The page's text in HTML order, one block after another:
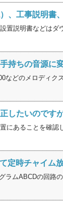
、工事説明書
置説明書などは
持ちの音源に
などのメロディ
したいのです
にあることを確
定時チャイム
ムABCDの回路